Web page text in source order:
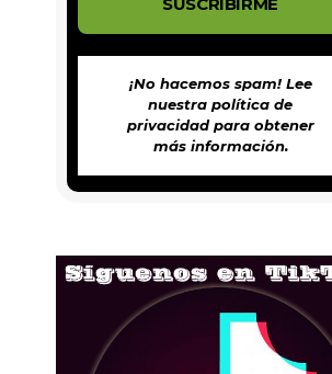
¡No hacemos spam! Lee
nuestra política de
privacidadpara obtener
más información.